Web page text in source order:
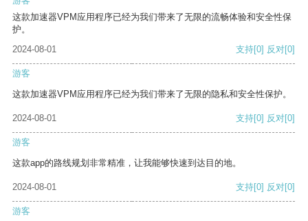
这款加速器VPM应用程序已经为我们带来了无限的流畅体验和安全性保
护。
2024-08-01
支持[0] 反对[0]
游客
这款加速器VPM应用程序已经为我们带来了无限的隐私和安全性保护。
2024-08-01 支持[0] 反对[0]
游客
这款app的路线规划非常精准，让我能够快速到达目的地。
2024-08-01 支持[0] 反对[0]
游客